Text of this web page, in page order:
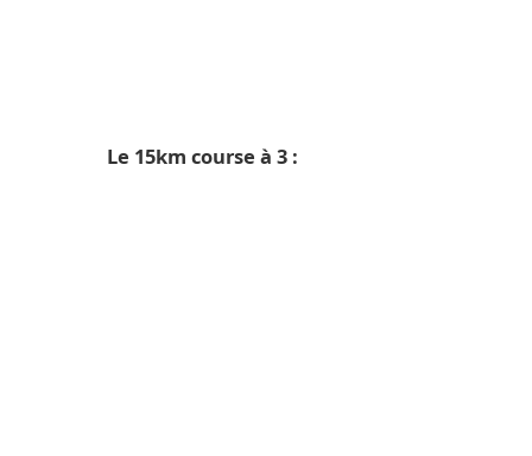
Le 15km course à 3 :